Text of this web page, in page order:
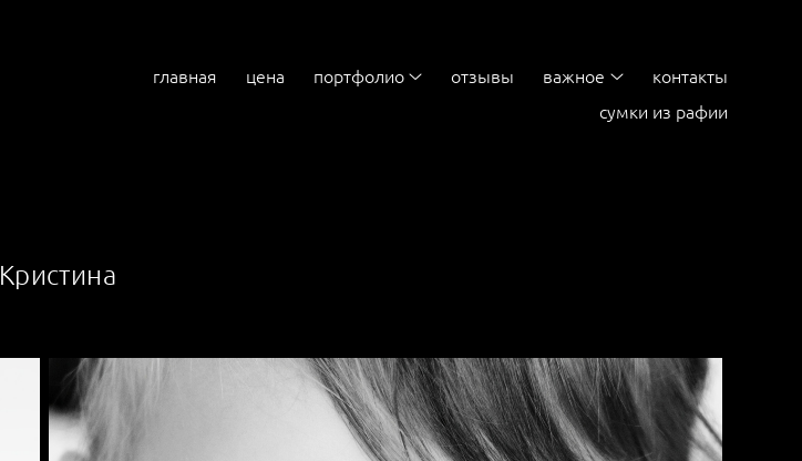
главная цена портфолио отзывы важное
контакты
сумки из рафии
Кристина